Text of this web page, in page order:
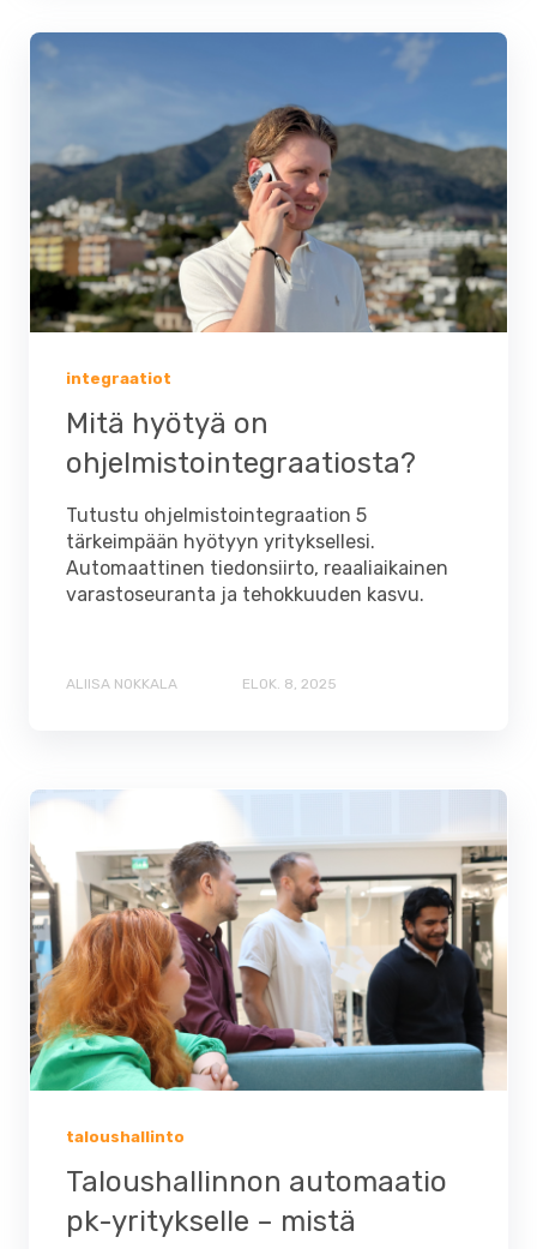
integraatiot
Mitä hyötyä on
ohjelmistointegraatiosta?
Tutustu ohjelmistointegraation 5
tärkeimpään hyötyyn yrityksellesi.
Automaattinen tiedonsiirto, reaaliaikainen
varastoseuranta ja tehokkuuden kasvu.
ALIISA NOKKALA ELOK. 8, 2025
taloushallinto
Taloushallinnon automaatio
pk-yritykselle – mistä